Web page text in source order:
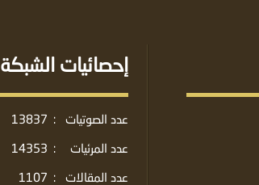
إحصائيات الشبكة
عدد الصوتيات :
13837
عدد المرئيات
:
14353
عدد المقالات
:
1107